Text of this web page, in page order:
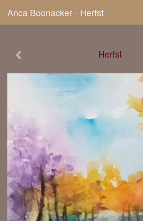
Anca Boonacker - Herfst
Herfst